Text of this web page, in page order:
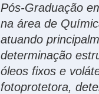
Pós-Graduação
na área de
atuando
determinação
óleos fixos e
fotoprotetora,